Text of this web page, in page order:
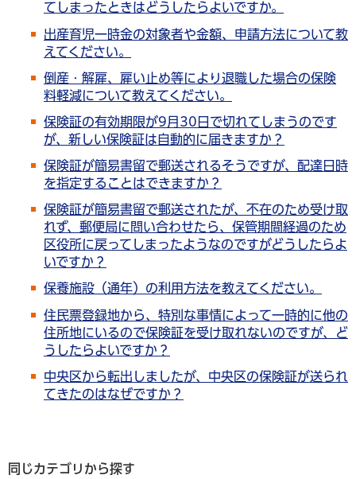
てしまったときはどうしたらよいですか。
出産育児一時金の対象者や金額、申請方法について教
えてください。
倒産・解雇、雇い止め等により退職した場合の保険
料軽減について教えてください。
保険証の有効期限が9月30日で切れてしまうのです
が、新しい保険証は自動的に届きますか？
保険証が簡易書留で郵送されるそうですが、配達日時
を指定することはできますか？
保険証が簡易書留で郵送されたが、不在のため受け取
れず、郵便局に問い合わせたら、保管期間経過のため
区役所に戻ってしまったようなのですがどうしたらよ
いですか？
保養施設（通年）の利用方法を教えてください。
住民票登録地から、特別な事情によって一時的に他の
住所地にいるので保険証を受け取れないのですが、ど
うしたらよいですか？
中央区から転出しましたが、中央区の保険証が送られ
てきたのはなぜですか？
同じカテゴリから探す